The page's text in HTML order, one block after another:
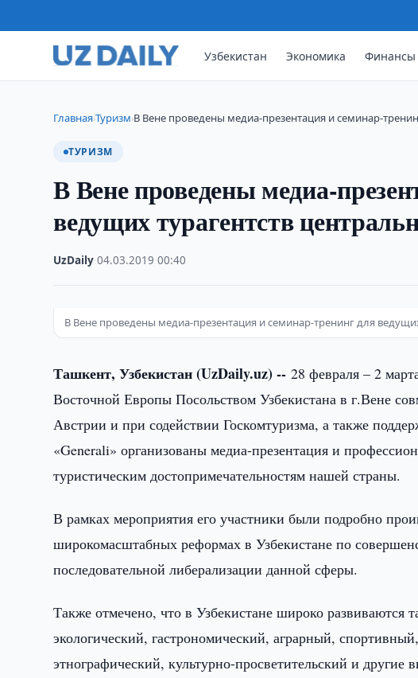
Узбекистан Экономика Финансы
Главная›Туризм›В Вене проведены медиа-презентация и семинар-
ТУРИЗМ
В Вене проведены медиа-
ведущих турагентств
UzDaily ·04.03.2019 ·00:40
В Вене проведены медиа-презентация и семинар-тренинг для
Ташкент, Узбекистан (UzDaily.uz) --28 февраля – 2
Восточной Европы Посольством Узбекистана в г.Вене
Австрии и при содействии Госкомтуризма, а также
«Generali» организованы медиа-презентация и
туристическим достопримечательностям нашей страны.
В рамках мероприятия его участники были подробно
широкомасштабных реформах в Узбекистане по
последовательной либерализации данной сферы.
Также отмечено, что в Узбекистане широко развиваются
экологический, гастрономический, аграрный,
этнографический, культурно-просветительский и